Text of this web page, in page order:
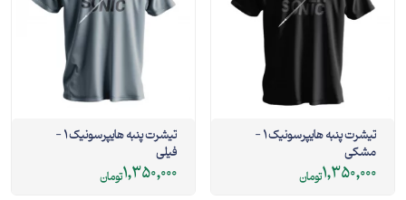
تیشرت پنبه هایپرسونیک 1 -
مشکی
1,350,000تومان
تیشرت پنبه هایپرسونیک 1 -
فیلی
1,350,000تومان